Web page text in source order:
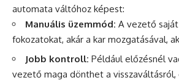
automata váltóhoz képest:
Manuális üzemmód: A vezető
fokozatokat, akár a kar mozgatásával,
Jobb kontroll: Például előzésnél
vezető maga dönthet a visszaváltásról,